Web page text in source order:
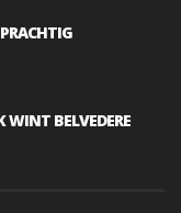
BELVEDERE